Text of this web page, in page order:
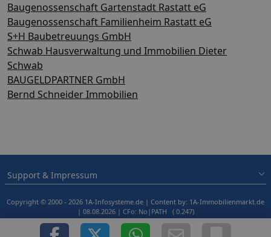
Baugenossenschaft Gartenstadt Rastatt eG
Baugenossenschaft Familienheim Rastatt eG
S+H Baubetreuungs GmbH
Schwab Hausverwaltung und Immobilien Dieter
Schwab
BAUGELDPARTNER GmbH
Bernd Schneider Immobilien
Support & Impressum
Copyright © 2000 - 2026 1A-Infosysteme.de | Content by: 1A-Immobilienmarkt.de
| 08.08.2026 | CFo: No|PATH ( 0.247)